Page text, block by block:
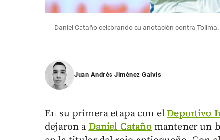
Daniel Cataño celebrando su anotación contra
Juan Andrés Jiménez Galvis
En su primera etapa con elDeportivo
dejaron a Daniel Cataño mantener un